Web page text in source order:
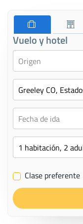
Vuelo y hotel
✔ Clase preferente